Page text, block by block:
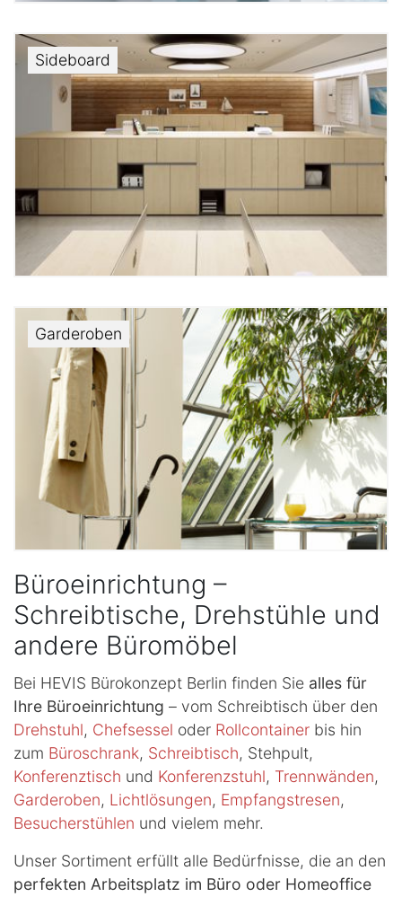
Sideboard
Garderoben
Büroeinrichtung –
Schreibtische, Drehstühle und
andere Büromöbel
Bei HEVIS Bürokonzept Berlin finden Sie alles für
Ihre Büroeinrichtung – vom Schreibtisch über den
Drehstuhl, Chefsessel oder Rollcontainer bis hin
zum Büroschrank, Schreibtisch, Stehpult,
Konferenztisch und Konferenzstuhl, Trennwänden,
Garderoben, Lichtlösungen, Empfangstresen,
Besucherstühlen und vielem mehr.
Unser Sortiment erfüllt alle Bedürfnisse, die an den
perfekten Arbeitsplatz im Büro oder Homeoffice